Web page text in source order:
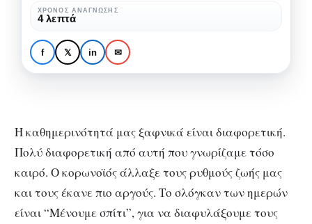
ΒΙΒΛΊΟ ΒΙΒΛΙΟΝΈΑ
Δωρεάν Ηλεκτρονικά
Βιβλία από τις εκδόσεις
“Διόπτρα”
εκδόσεις
“Διόπτρα”
ΧΡΌΝΟΣ ΑΝΆΓΝΩΣΗΣ
4 λεπτά
f 𝕏 in ✉
Η καθημερινότητά μας ξαφνικά είναι διαφορετική.
Πολύ διαφορετική από αυτή που γνωρίζαμε τόσο
καιρό. Ο κορωνοϊός άλλαξε τους ρυθμούς ζωής μας
και τους έκανε πιο αργούς. Το σλόγκαν των ημερών
είναι “Μένουμε σπίτι”, για να διαφυλάξουμε τους